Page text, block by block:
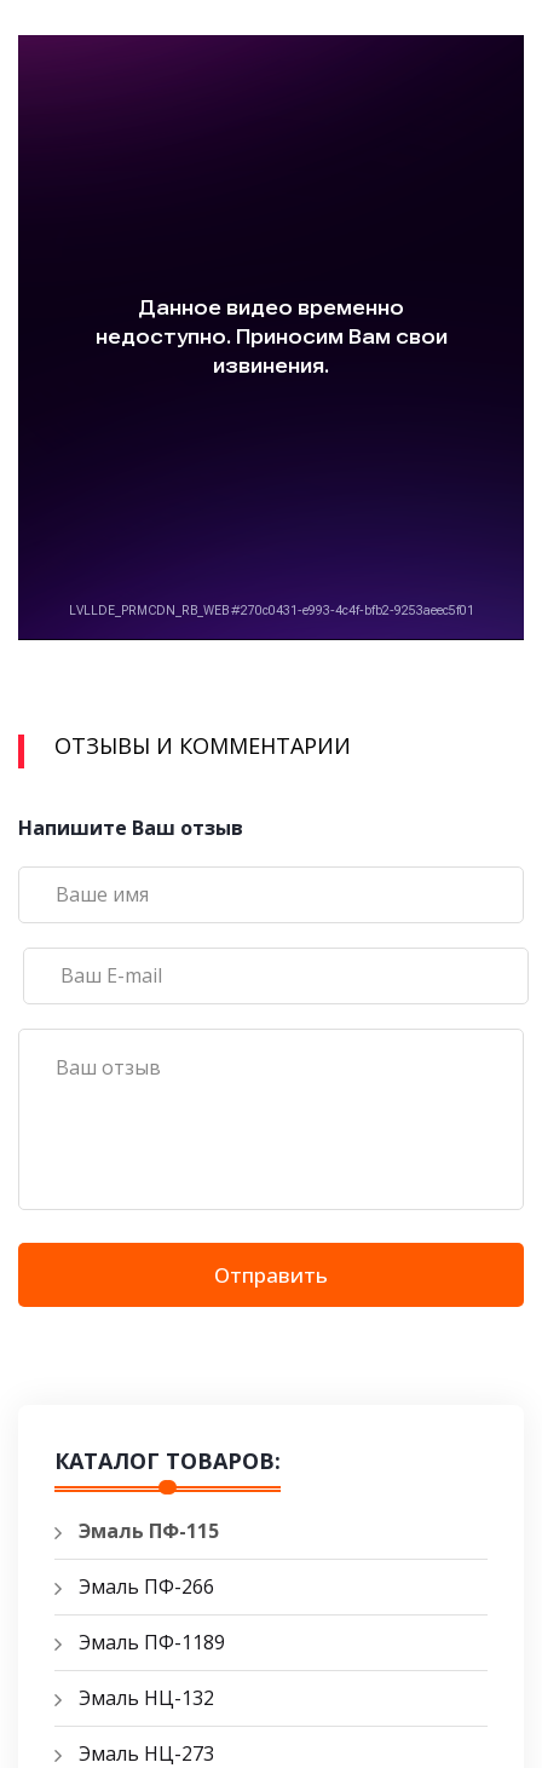
ОТЗЫВЫ И КОММЕНТАРИИ
Напишите Ваш отзыв
Отправить
КАТАЛОГ ТОВАРОВ:
Эмаль ПФ-115
Эмаль ПФ-266
Эмаль ПФ-1189
Эмаль НЦ-132
Эмаль НЦ-273